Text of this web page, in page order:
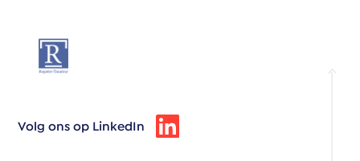
Volg ons op LinkedIn